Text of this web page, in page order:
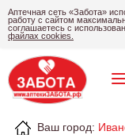
Аптечная сеть «Забота»
работу с сайтом
соглашаетесь с
файлах cookies.
Ваш город: